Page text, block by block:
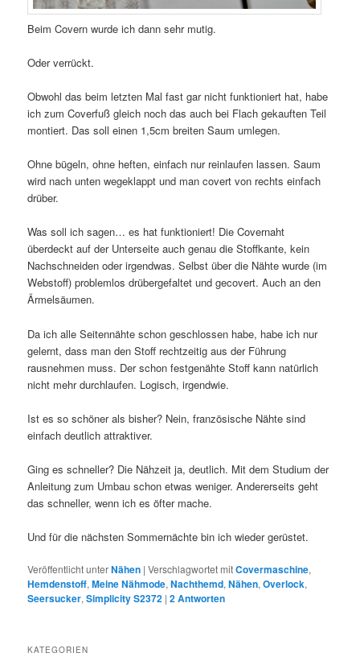
Beim Covern wurde ich dann sehr mutig.
Oder verrückt.
Obwohl das beim letzten Mal fast gar nicht funktioniert hat, habe
ich zum Coverfuß gleich noch das auch bei Flach gekauften Teil
montiert. Das soll einen 1,5cm breiten Saum umlegen.
Ohne bügeln, ohne heften, einfach nur reinlaufen lassen. Saum
wird nach unten wegeklappt und man covert von rechts einfach
drüber.
Was soll ich sagen… es hat funktioniert! Die Covernaht
überdeckt auf der Unterseite auch genau die Stoffkante, kein
Nachschneiden oder irgendwas. Selbst über die Nähte wurde (im
Webstoff) problemlos drübergefaltet und gecovert. Auch an den
Ärmelsäumen.
Da ich alle Seitennähte schon geschlossen habe, habe ich nur
gelernt, dass man den Stoff rechtzeitig aus der Führung
rausnehmen muss. Der schon festgenähte Stoff kann natürlich
nicht mehr durchlaufen. Logisch, irgendwie.
Ist es so schöner als bisher? Nein, französische Nähte sind
einfach deutlich attraktiver.
Ging es schneller? Die Nähzeit ja, deutlich. Mit dem Studium der
Anleitung zum Umbau schon etwas weniger. Andererseits geht
das schneller, wenn ich es öfter mache.
Und für die nächsten Sommernächte bin ich wieder gerüstet.
Veröffentlicht unterNähen |Verschlagwortet mitCovermaschine,
Hemdenstoff,Meine Nähmode,Nachthemd,Nähen,Overlock,
Seersucker,Simplicity S2372 |2Antworten
KATEGORIEN